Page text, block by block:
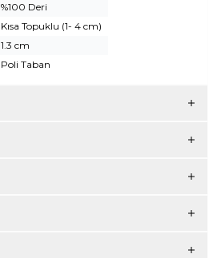
%100 Deri
Kısa Topuklu (1- 4 cm)
1.3 cm
Poli Taban